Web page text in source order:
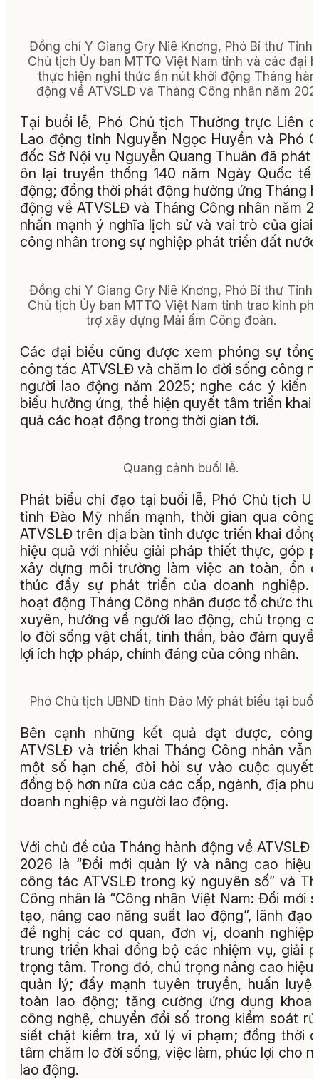
Đồng chí Y Giang Gry Niê Knơng, Phó Bí thư Tỉnh
Chủ tịch Ủy ban MTTQ Việt Nam tỉnh và các đại
thực hiện nghi thức ấn nút khởi động Tháng
động về ATVSLĐ và Tháng Công nhân năm
Tại buổi lễ, Phó Chủ tịch Thường trực Liên
Lao động tỉnh Nguyễn Ngọc Huyền và Phó
đốc Sở Nội vụ Nguyễn Quang Thuân đã phát
ôn lại truyền thống 140 năm Ngày Quốc tế
động; đồng thời phát động hưởng ứng Tháng
động về ATVSLĐ và Tháng Công nhân năm
nhấn mạnh ý nghĩa lịch sử và vai trò của giai
công nhân trong sự nghiệp phát triển đất
Đồng chí Y Giang Gry Niê Knơng, Phó Bí thư Tỉnh
Chủ tịch Ủy ban MTTQ Việt Nam tỉnh trao kinh
trợ xây dựng Mái ấm Công đoàn.
Các đại biểu cũng được xem phóng sự
công tác ATVSLĐ và chăm lo đời sống công
người lao động năm 2025; nghe các ý kiến
biểu hưởng ứng, thể hiện quyết tâm triển khai
quả các hoạt động trong thời gian tới.
Quang cảnh buổi lễ.
Phát biểu chỉ đạo tại buổi lễ, Phó Chủ tịch
tỉnh Đào Mỹ nhấn mạnh, thời gian qua
ATVSLĐ trên địa bàn tỉnh được triển khai
hiệu quả với nhiều giải pháp thiết thực, góp
xây dựng môi trường làm việc an toàn, ổn
thúc đẩy sự phát triển của doanh nghiệp.
hoạt động Tháng Công nhân được tổ chức
xuyên, hướng về người lao động, chú trọng
lo đời sống vật chất, tinh thần, bảo đảm
lợi ích hợp pháp, chính đáng của công nhân.
Phó Chủ tịch UBND tỉnh Đào Mỹ phát biểu tại buổi
Bên cạnh những kết quả đạt được, công
ATVSLĐ và triển khai Tháng Công nhân vẫn
một số hạn chế, đòi hỏi sự vào cuộc quyết
đồng bộ hơn nữa của các cấp, ngành, địa
doanh nghiệp và người lao động.
Với chủ đề của Tháng hành động về ATVSLĐ
2026 là “Đổi mới quản lý và nâng cao hiệu
công tác ATVSLĐ trong kỷ nguyên số” và
Công nhân là “Công nhân Việt Nam: Đổi mới
tạo, nâng cao năng suất lao động”, lãnh đạo
đề nghị các cơ quan, đơn vị, doanh nghiệp
trung triển khai đồng bộ các nhiệm vụ, giải
trọng tâm. Trong đó, chú trọng nâng cao hiệu
quản lý; đẩy mạnh tuyên truyền, huấn
toàn lao động; tăng cường ứng dụng khoa
công nghệ, chuyển đổi số trong kiểm soát
siết chặt kiểm tra, xử lý vi phạm; đồng thời
tâm chăm lo đời sống, việc làm, phúc lợi cho
lao động.